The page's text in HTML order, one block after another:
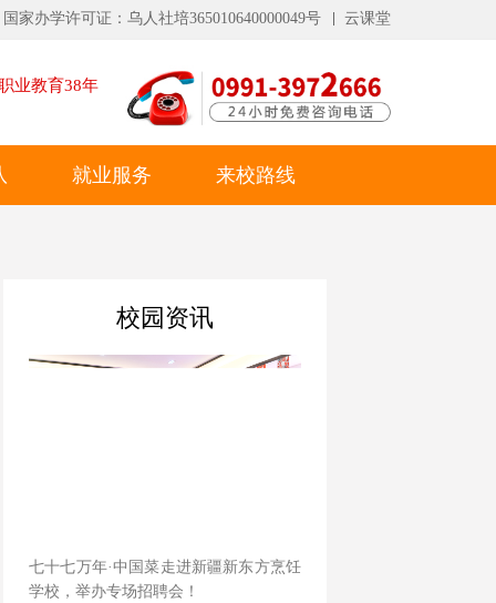
国家办学许可证：乌人社培365010640000049号 云课堂
业教育38年
就业服务 来校路线
校园资讯
七十七万年·中国菜走进新疆新东方烹饪
学校，举办专场招聘会！